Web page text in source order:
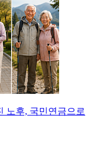
노후, 국민연금으로